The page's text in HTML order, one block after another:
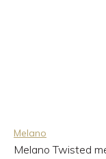
Melano
Melano Twisted